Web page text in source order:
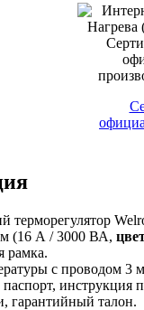
терморегулятор
(16 А / 3000 ВА,
рамка.
с проводом 3
инструкция
гарантийный талон.